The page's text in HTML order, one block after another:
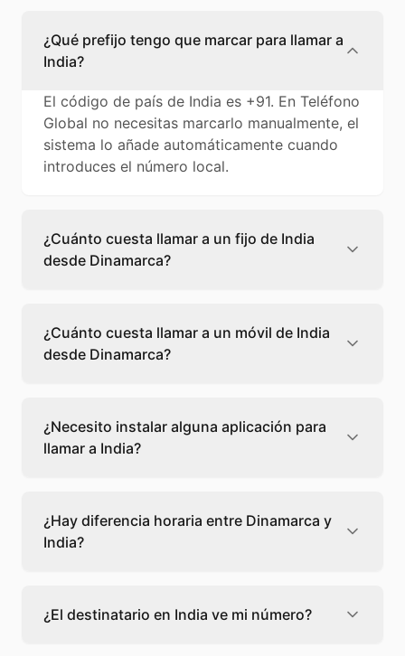
¿Qué prefijo tengo que marcar para llamar a
India?
El código de país de India es +91. En Teléfono
Global no necesitas marcarlo manualmente, el
sistema lo añade automáticamente cuando
introduces el número local.
¿Cuánto cuesta llamar a un fijo de India
desde Dinamarca?
cuesta 0,11 €/min con Teléfono Global. Verás
el precio exacto antes de marcar para que
sepas qué vas a gastar.
¿Cuánto cuesta llamar a un móvil de India
desde Dinamarca?
cuesta 0,11 €/min con Teléfono Global. Pagas
solo los minutos que hablas, sin cuotas ni
permanencia.
¿Necesito instalar alguna aplicación para
llamar a India?
desde tu navegador web. Solo necesitas una
conexión a internet y podrás llamar
directamente a India.
¿Hay diferencia horaria entre Dinamarca y
India?
escoge el mejor momento
llamar a a India.
¿El destinatario en India ve mi número?